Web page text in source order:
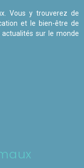
Vous y trouverez de
et le bien-être de
sur le monde